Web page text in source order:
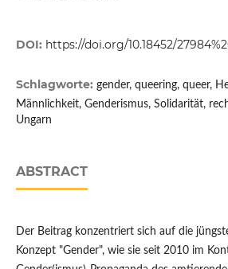
DOI: https://doi.org/10.18452/
Schlagworte: gender, queering, queer,
Männlichkeit, Genderismus, Solidarität,
Ungarn
ABSTRACT
Der Beitrag konzentriert sich auf die
Konzept "Gender", wie sie seit 2010 im